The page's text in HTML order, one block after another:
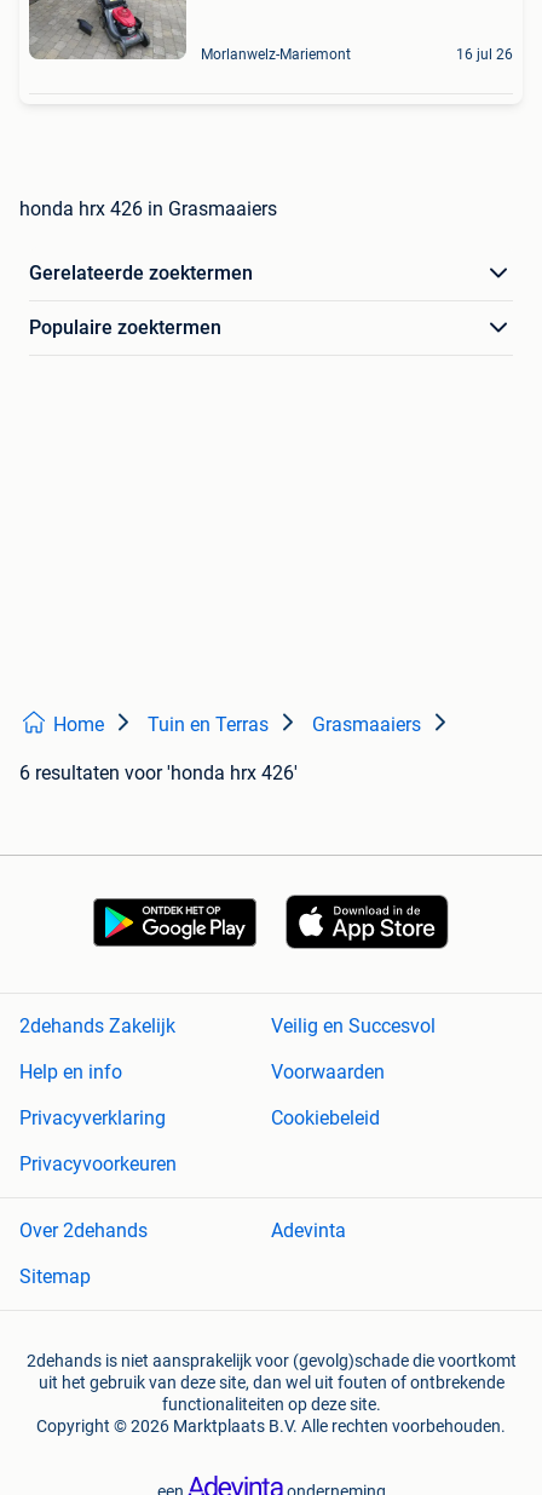
Morlanwelz-Mariemont 16 jul 26
honda hrx 426 in Grasmaaiers
Gerelateerde zoektermen
Populaire zoektermen
Home Tuin en Terras Grasmaaiers
6 resultaten voor 'honda hrx 426'
2dehands Zakelijk
Veilig en Succesvol
Help en info
Voorwaarden
Privacyverklaring
Cookiebeleid
Privacyvoorkeuren
Over 2dehands
Adevinta
Sitemap
2dehands is niet aansprakelijk voor (gevolg)schade die voortkomt
uit het gebruik van deze site, dan wel uit fouten of ontbrekende
functionaliteiten op deze site.
Copyright © 2026 Marktplaats B.V. Alle rechten voorbehouden.